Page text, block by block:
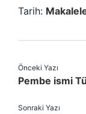
Tarih:
Önceki Yazı
Pembe ismi
Sonraki Yazı